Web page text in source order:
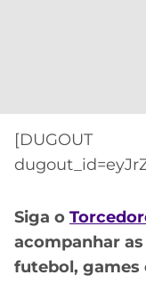
ONLINE
2026
GRÊMIO
MG
LALIGA
[DUGOUT
Siga o
acompanhar
futebol, games